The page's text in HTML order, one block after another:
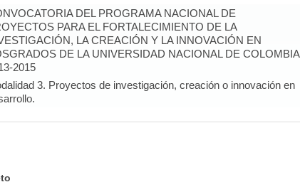
DEL PROGRAMA NACIONAL DE
PARA EL FORTALECIMIENTO DE LA
LA CREACIÓN Y LA INNOVACIÓN EN
DE LA UNIVERSIDAD NACIONAL DE COLOMBIA
2015
3. Proyectos de investigación, creación o innovación en